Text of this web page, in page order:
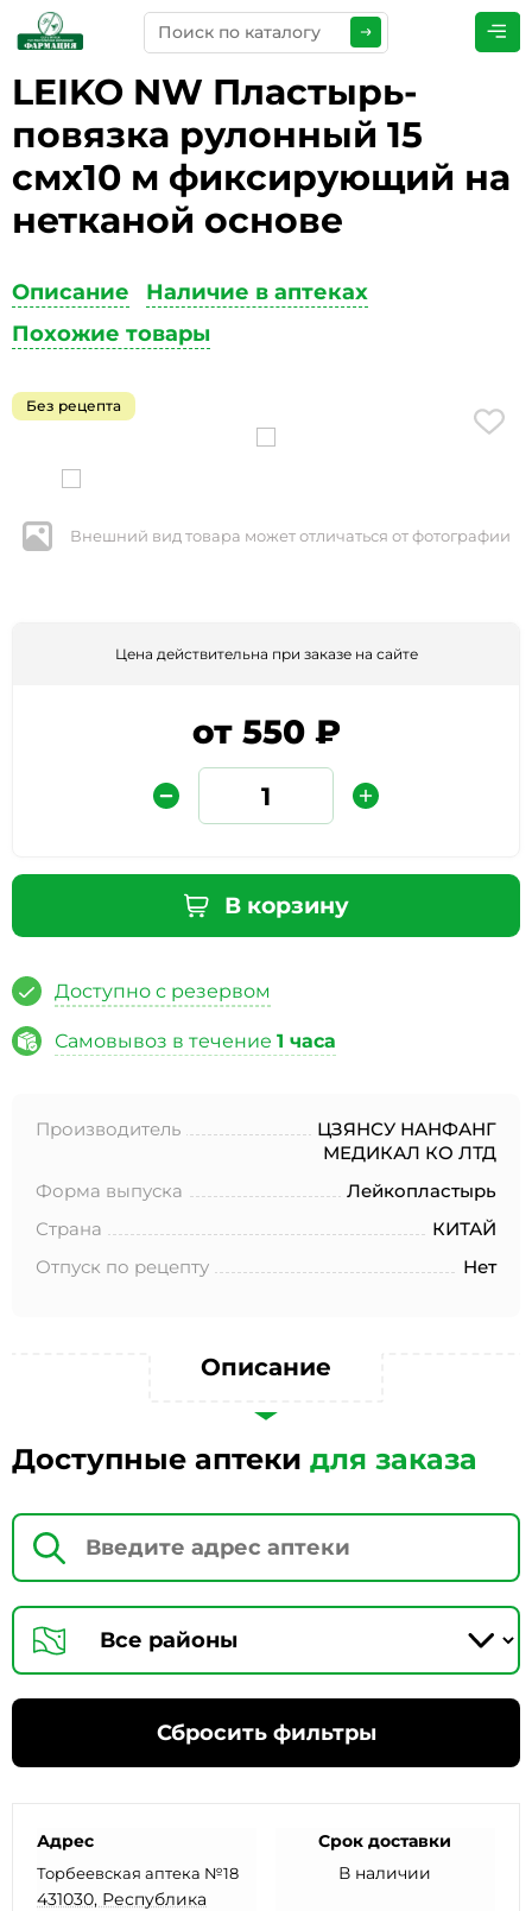
LEIKO NW Пластырь-
повязка рулонный 15
смх10 м фиксирующий на
нетканой основе
Описание
Наличие в аптеках
Похожие товары
Без рецепта
Внешний вид товара может отличаться от фотографии
Цена действительна при заказе на сайте
от 550 ₽
В корзину
Доступно с резервом
Самовывоз в течение 1 часа
Производитель
ЦЗЯНСУ НАНФАНГ
МЕДИКАЛ КО ЛТД
Форма выпуска
Лейкопластырь
Страна
КИТАЙ
Отпуск по рецепту
Нет
Описание
Доступные аптеки для заказа
Сбросить фильтры
Адрес
Торбеевская аптека №18
431030, Республика
Срок доставки
В наличии
ПРЕДСТАВЬТЕСЬ*
ТЕЛЕФОН*
ЭЛЕКТРОННАЯ ПОЧТА
Защита от автоматических сообщений
Введите слово на картинке
* Нажимая кнопку «Отправить отзыв», я даю свое
согласие на обработку моих персональных данных, в
соответствии с Федеральным законом от 27.07.2006 года